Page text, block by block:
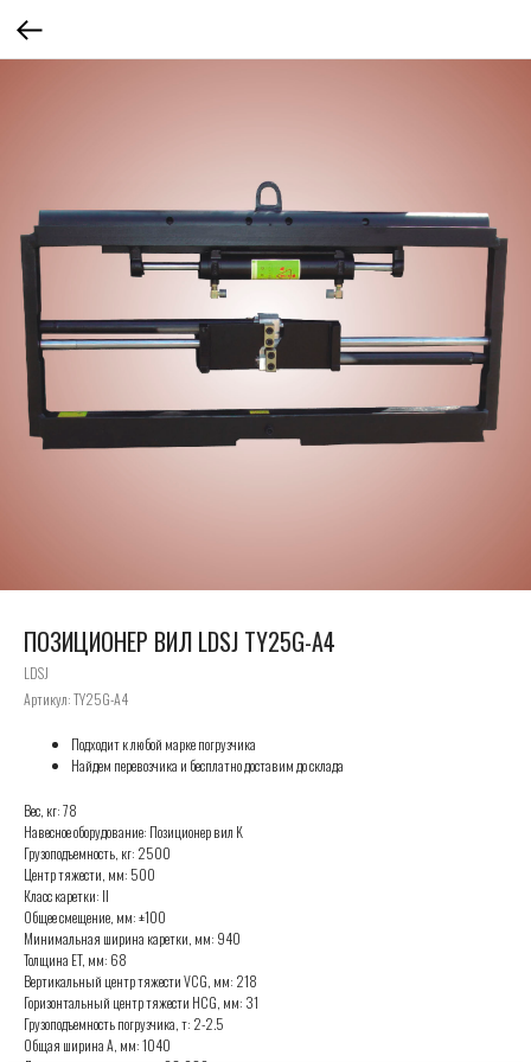
ПОЗИЦИОНЕР ВИЛ LDSJ TY25G-A4
LDSJ
Артикул:TY25G-A4
Подходит к любой марке погрузчика
Найдем перевозчика и бесплатно доставим до склада
Вес, кг: 78
Навесное оборудование: Позиционер вил K
Грузоподъемность, кг: 2500
Центр тяжести, мм: 500
Класс каретки: II
Общее смещение, мм: ±100
Минимальная ширина каретки, мм: 940
Толщина ET, мм: 68
Вертикальный центр тяжести VCG, мм: 218
Горизонтальный центр тяжести HCG, мм: 31
Грузоподъемность погрузчика, т: 2-2.5
Общая ширина A, мм: 1040